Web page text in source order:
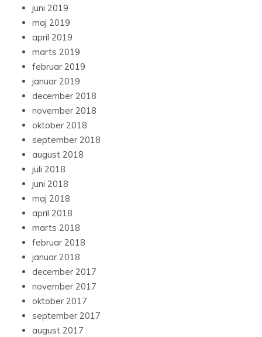
juni 2019
maj 2019
april 2019
marts 2019
februar 2019
januar 2019
december 2018
november 2018
oktober 2018
september 2018
august 2018
juli 2018
juni 2018
maj 2018
april 2018
marts 2018
februar 2018
januar 2018
december 2017
november 2017
oktober 2017
september 2017
august 2017